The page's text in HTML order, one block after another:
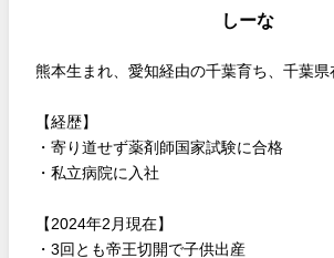
しーな
熊本生まれ、愛知経由の千葉育ち、千葉県
【経歴】
・寄り道せず薬剤師国家試験に合格
・私立病院に入社
【2024年2月現在】
・3回とも帝王切開で子供出産